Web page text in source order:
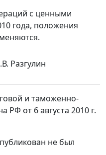
с ценными
года, положения
Разгулин
и таможенно-
от 6 августа 2010 г.
не был